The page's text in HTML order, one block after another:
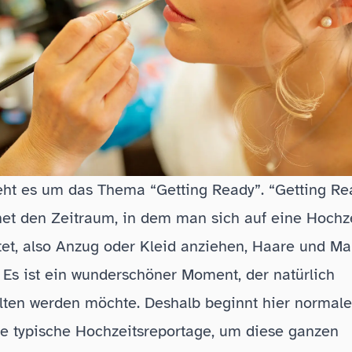
es um das Thema “Getting Ready”. “Getting
den Zeitraum, in dem man sich auf eine
also Anzug oder Kleid anziehen, Haare und
ist ein wunderschöner Moment, der natürlich
werden möchte. Deshalb beginnt hier
typische Hochzeitsreportage, um diese ganzen